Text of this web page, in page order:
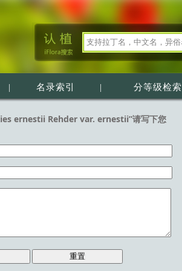
| 名录索引 | 分等级检索
ernestii Rehder var. ernestii”请写下您